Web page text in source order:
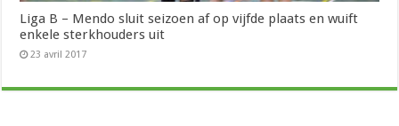
Liga B – Mendo sluit seizoen af op vijfde plaats en wuift
enkele sterkhouders uit
23 avril 2017